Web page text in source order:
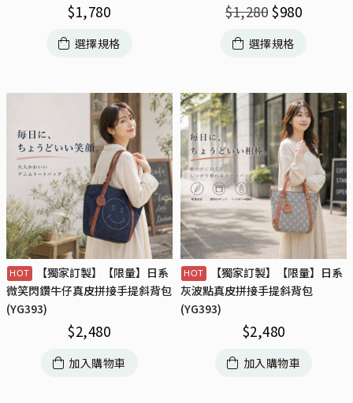
$1,780
選擇規格
$1,280 $980
選擇規格
【獨家訂製】【限量】日系
微笑閃鑽牛仔真皮拼接手提斜背包
(YG393)
$2,480
加入購物車
【獨家訂製】【限量】日系
灰波點真皮拼接手提斜背包
(YG393)
$2,480
加入購物車